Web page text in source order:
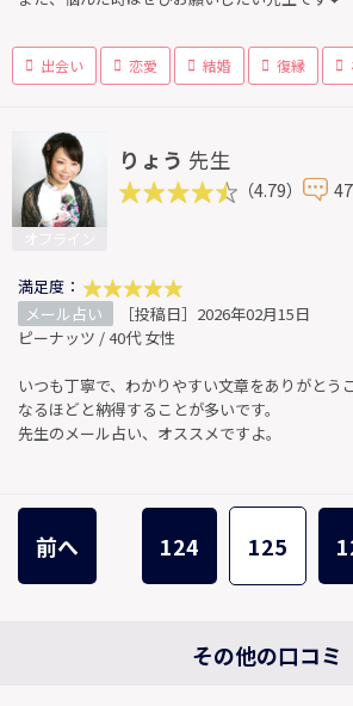
出会い 恋愛 結婚 復縁
りょう 先生
（4.79）
満足度：
メール占い
［投稿日］2026年02月15日
ピーナッツ / 40代 女性
いつも丁寧で、わかりやすい文章をありがとう
なるほどと納得することが多いです。
先生のメール占い、オススメですよ。
前へ 124 125
その他の口コミ